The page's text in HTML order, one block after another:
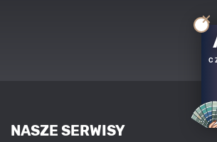
NASZE SERWISY